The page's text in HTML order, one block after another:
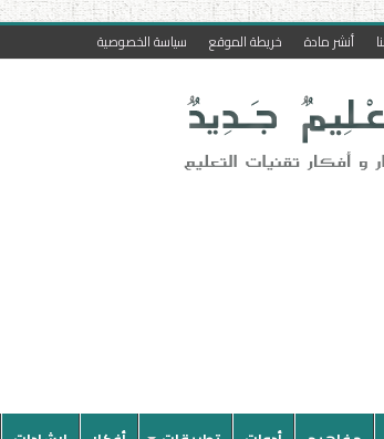
أنشر مادة خريطة الموقع سياسة الخصوصية